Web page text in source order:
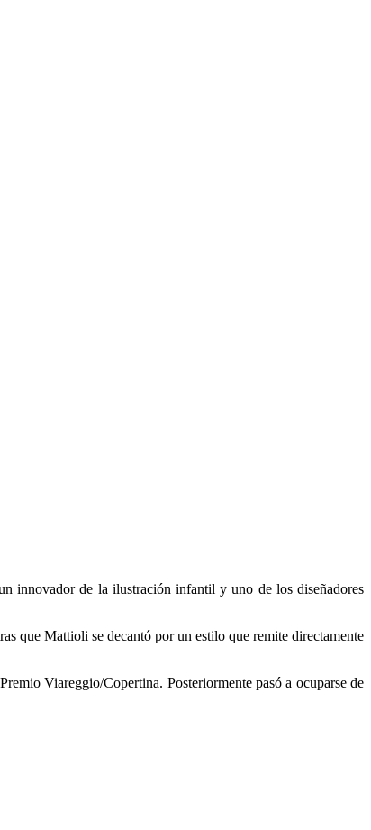
innovador de la ilustración infantil y uno de los diseñadores
que Mattioli se decantó por un estilo que remite directamente
Viareggio/Copertina. Posteriormente pasó a ocuparse de